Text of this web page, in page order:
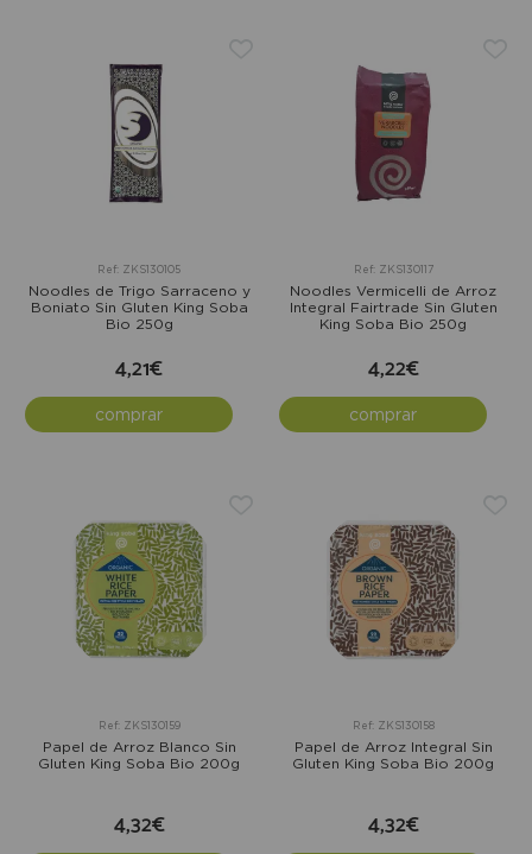
Ref: ZKS130105
Noodles de Trigo Sarraceno y
Boniato Sin Gluten King Soba
Bio 250g
4,21€
comprar
Ref: ZKS130117
Noodles Vermicelli de Arroz
Integral Fairtrade Sin Gluten
King Soba Bio 250g
4,22€
comprar
Ref: ZKS130159
Papel de Arroz Blanco Sin
Gluten King Soba Bio 200g
4,32€
Ref: ZKS130158
Papel de Arroz Integral Sin
Gluten King Soba Bio 200g
4,32€